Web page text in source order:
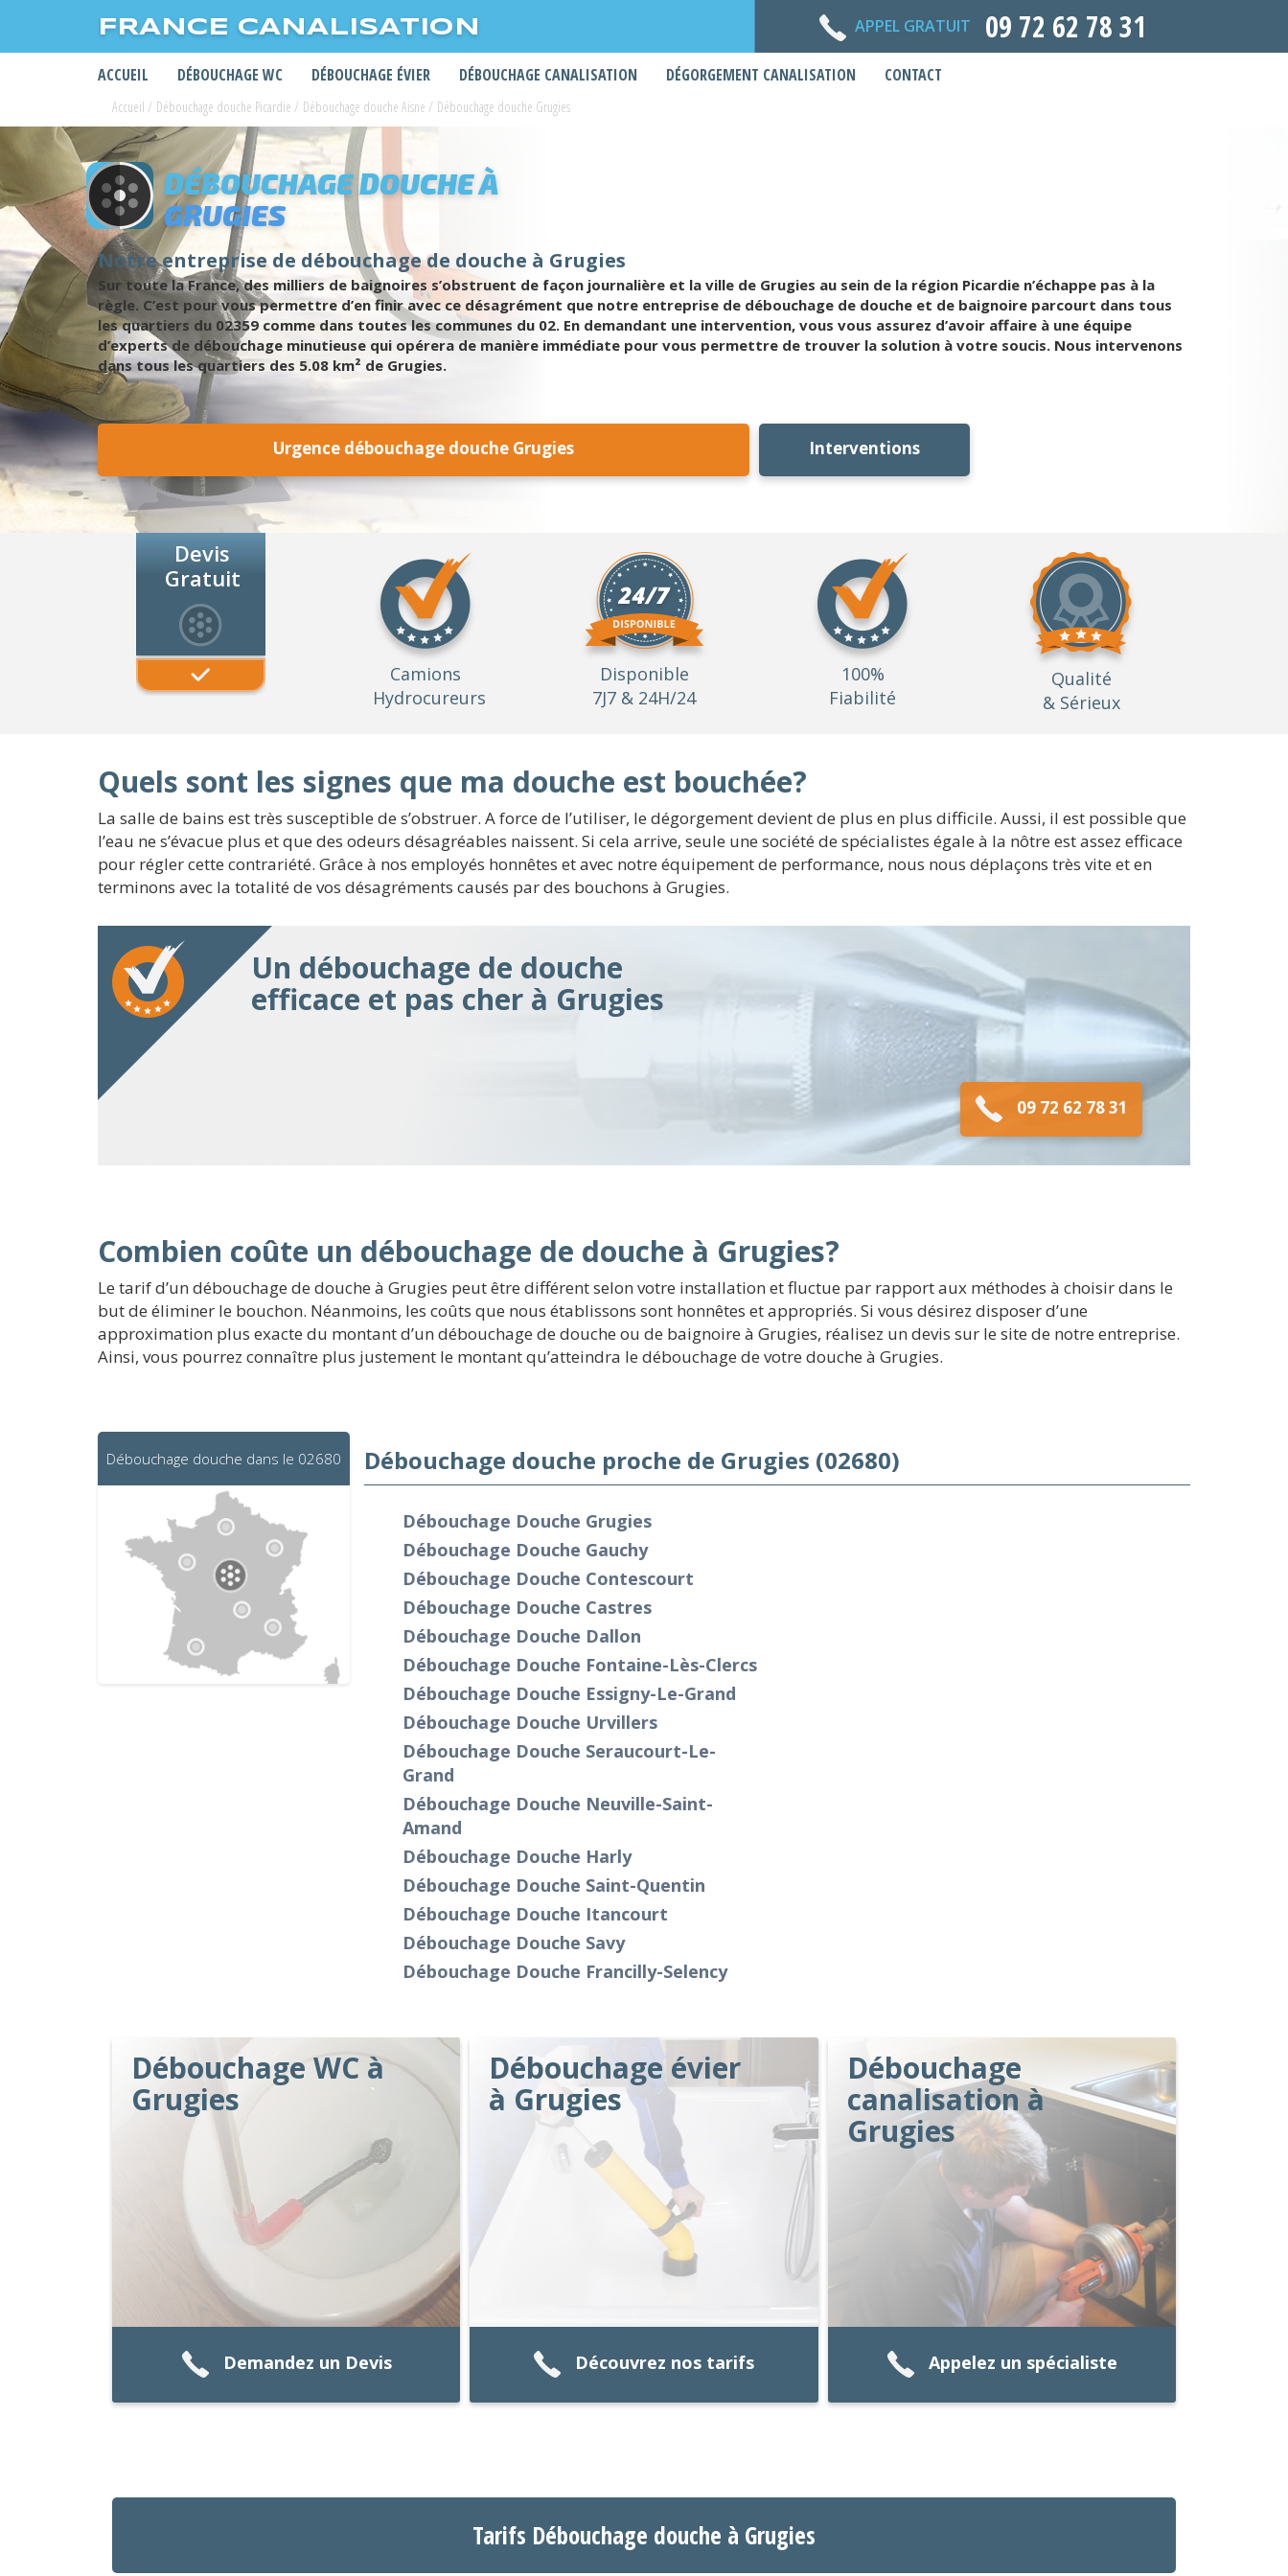
FRANCE CANALISATION APPEL GRATUIT 09 72 62 78 31
ACCUEIL DÉBOUCHAGE WC DÉBOUCHAGE ÉVIER DÉBOUCHAGE CANALISATION DÉGORGEMENT CANALISATION CONTACT
Accueil / Débouchage douche Picardie / Débouchage douche Aisne / Débouchage douche Grugies
DÉBOUCHAGE DOUCHE À
GRUGIES
Notre entreprise de débouchage de douche à Grugies
Sur toute la France, des milliers de baignoires s’obstruent de façon journalière et la ville de Grugies au sein de la région Picardie n’échappe pas à la
règle. C’est pour vous permettre d’en finir avec ce désagrément que notre entreprise de débouchage de douche et de baignoire parcourt dans tous
les quartiers du 02359 comme dans toutes les communes du 02. En demandant une intervention, vous vous assurez d’avoir affaire à une équipe
d’experts de débouchage minutieuse qui opérera de manière immédiate pour vous permettre de trouver la solution à votre soucis. Nous intervenons
dans tous les quartiers des 5.08 km² de Grugies.
Urgence débouchage douche Grugies Interventions
Devis
Gratuit
Camions
Hydrocureurs
Disponible
7J7 & 24H/24
100%
Fiabilité
Qualité
& Sérieux
Quels sont les signes que ma douche est bouchée?
La salle de bains est très susceptible de s’obstruer. A force de l’utiliser, le dégorgement devient de plus en plus difficile. Aussi, il est possible que
l’eau ne s’évacue plus et que des odeurs désagréables naissent. Si cela arrive, seule une société de spécialistes égale à la nôtre est assez efficace
pour régler cette contrariété. Grâce à nos employés honnêtes et avec notre équipement de performance, nous nous déplaçons très vite et en
terminons avec la totalité de vos désagréments causés par des bouchons à Grugies.
Un débouchage de douche
efficace et pas cher à Grugies
09 72 62 78 31
Combien coûte un débouchage de douche à Grugies?
Le tarif d’un débouchage de douche à Grugies peut être différent selon votre installation et fluctue par rapport aux méthodes à choisir dans le
but de éliminer le bouchon. Néanmoins, les coûts que nous établissons sont honnêtes et appropriés. Si vous désirez disposer d’une
approximation plus exacte du montant d’un débouchage de douche ou de baignoire à Grugies, réalisez un devis sur le site de notre entreprise.
Ainsi, vous pourrez connaître plus justement le montant qu’atteindra le débouchage de votre douche à Grugies.
Débouchage douche dans le 02680 Débouchage douche proche de Grugies (02680)
Débouchage Douche Grugies
Débouchage Douche Gauchy
Débouchage Douche Contescourt
Débouchage Douche Castres
Débouchage Douche Dallon
Débouchage Douche Fontaine-Lès-Clercs
Débouchage Douche Essigny-Le-Grand
Débouchage Douche Urvillers
Débouchage Douche Seraucourt-Le-
Grand
Débouchage Douche Neuville-Saint-
Amand
Débouchage Douche Harly
Débouchage Douche Saint-Quentin
Débouchage Douche Itancourt
Débouchage Douche Savy
Débouchage Douche Francilly-Selency
Débouchage WC à
Grugies
Demandez un Devis
Débouchage évier
à Grugies
Découvrez nos tarifs
Débouchage
canalisation à
Grugies
Appelez un spécialiste
Tarifs Débouchage douche à Grugies